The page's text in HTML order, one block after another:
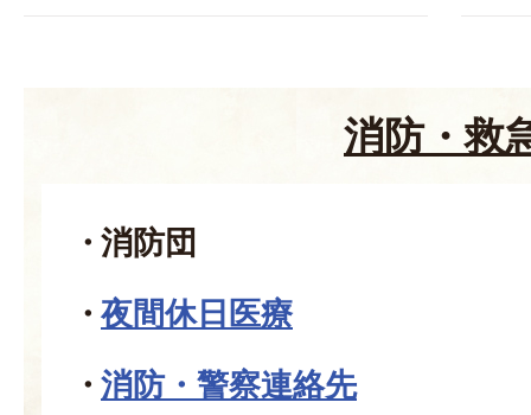
消防・救
消防団
夜間休日医療
消防・警察連絡先